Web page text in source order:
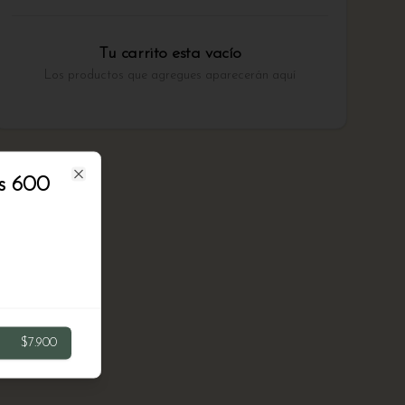
Tu carrito esta vacío
Los productos que agregues aparecerán aquí
600
$7.900